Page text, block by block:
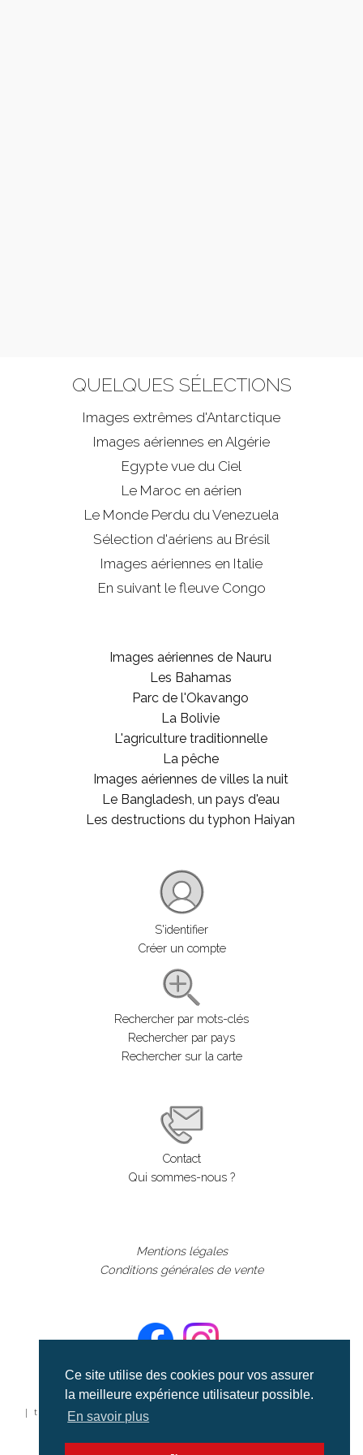
Ce site utilise des cookies pour vos assurer
la meilleure expérience utilisateur possible.
En savoir plus
QUELQUES SÉLECTIONS
Images extrêmes d'Antarctique
Images aériennes en Algérie
Egypte vue du Ciel
Le Maroc en aérien
Le Monde Perdu du Venezuela
Sélection d'aériens au Brésil
Images aériennes en Italie
En suivant le fleuve Congo
Images aériennes de Nauru
Les Bahamas
Parc de l'Okavango
La Bolivie
L'agriculture traditionnelle
La pêche
Images aériennes de villes la nuit
Le Bangladesh, un pays d'eau
Les destructions du typhon Haiyan
S'identifier
Créer un compte
Rechercher par mots-clés
Rechercher par pays
Rechercher sur la carte
Contact
Qui sommes-nous ?
Mentions légales
Conditions générales de vente
©aerialcollection marque déposée 2024
| tous droits réservés | aerialcollection.fr banque d'images
aériennes et documentaires video et cinéma |